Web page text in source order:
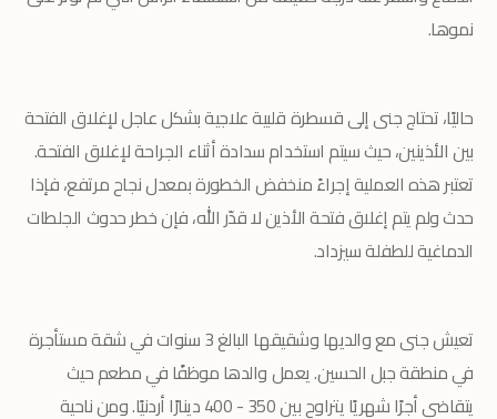
نموها.
حاليًا، تحتاج جنى إلى قسطرة قلبية علاجية بشكل عاجل لإغلاق الفتحة
بين الأذينين، حيث سيتم استخدام سدادة أثناء الجراحة لإغلاق الفتحة.
تعتبر هذه العملية إجراءً منخفض الخطورة بمعدل نجاح مرتفع، فإذا
حدث ولم يتم إغلاق فتحة الأذين لا قدّر الله، فإن خطر حدوث الجلطات
الدماغية للطفلة سيزداد.
تعيش جنى مع والديها وشقيقها البالغ 3 سنوات في شقة مستأجرة
في منطقة جبل الحسين. يعمل والدها موظفًا في مطعم حيث
يتقاضى أجرًا شهريًا يتراوح بين 350 - 400 دينارًا أردنيًا. ومن ناحية